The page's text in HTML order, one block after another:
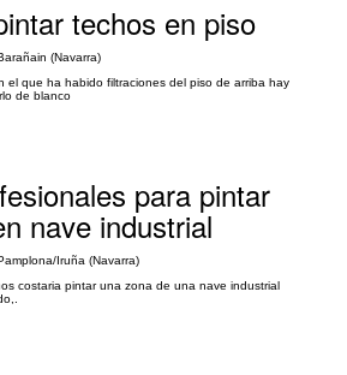
techos en piso
(Navarra)
el que ha habido filtraciones del piso de arriba hay
de blanco
para pintar
nave industrial
Iruña (Navarra)
costaria pintar una zona de una nave industrial